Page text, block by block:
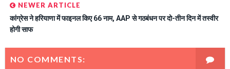
NEWER ARTICLE
कांग्रेस ने हरियाणा में फाइनल किए 66 नाम, AAP से गठबंधन पर दो-तीन दिन में तस्वीर
होगी साफ
NO COMMENTS: